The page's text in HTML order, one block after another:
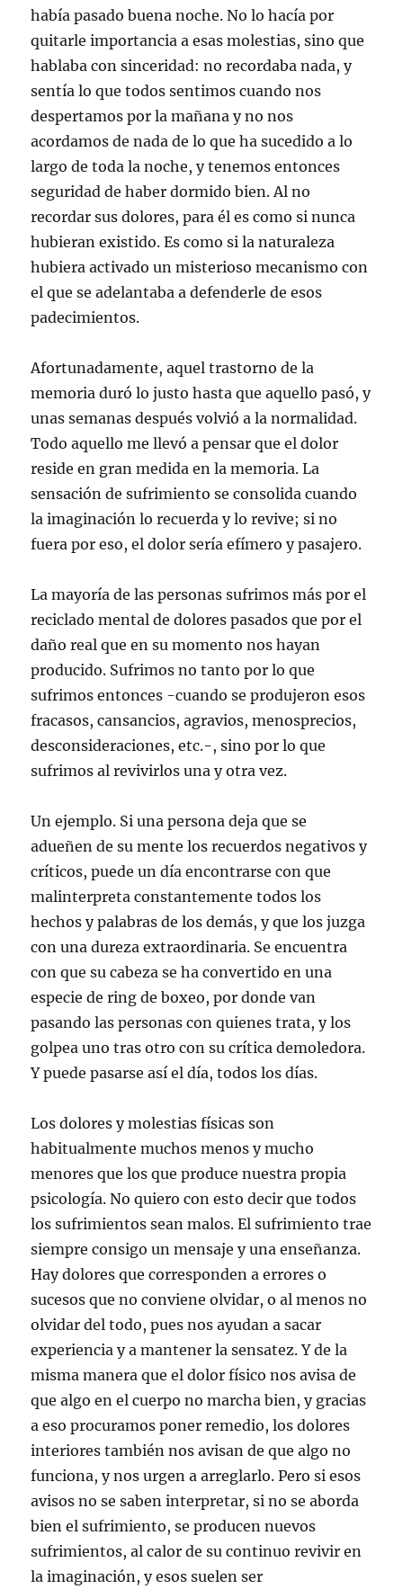
había pasado buena noche. No lo hacía por
quitarle importancia a esas molestias, sino que
hablaba con sinceridad: no recordaba nada, y
sentía lo que todos sentimos cuando nos
despertamos por la mañana y no nos
acordamos de nada de lo que ha sucedido a lo
largo de toda la noche, y tenemos entonces
seguridad de haber dormido bien. Al no
recordar sus dolores, para él es como si nunca
hubieran existido. Es como si la naturaleza
hubiera activado un misterioso mecanismo con
el que se adelantaba a defenderle de esos
padecimientos.
Afortunadamente, aquel trastorno de la
memoria duró lo justo hasta que aquello pasó, y
unas semanas después volvió a la normalidad.
Todo aquello me llevó a pensar que el dolor
reside en gran medida en la memoria. La
sensación de sufrimiento se consolida cuando
la imaginación lo recuerda y lo revive; si no
fuera por eso, el dolor sería efímero y pasajero.
La mayoría de las personas sufrimos más por el
reciclado mental de dolores pasados que por el
daño real que en su momento nos hayan
producido. Sufrimos no tanto por lo que
sufrimos entonces -cuando se produjeron esos
fracasos, cansancios, agravios, menosprecios,
desconsideraciones, etc.-, sino por lo que
sufrimos al revivirlos una y otra vez.
Un ejemplo. Si una persona deja que se
adueñen de su mente los recuerdos negativos y
críticos, puede un día encontrarse con que
malinterpreta constantemente todos los
hechos y palabras de los demás, y que los juzga
con una dureza extraordinaria. Se encuentra
con que su cabeza se ha convertido en una
especie de ring de boxeo, por donde van
pasando las personas con quienes trata, y los
golpea uno tras otro con su crítica demoledora.
Y puede pasarse así el día, todos los días.
Los dolores y molestias físicas son
habitualmente muchos menos y mucho
menores que los que produce nuestra propia
psicología. No quiero con esto decir que todos
los sufrimientos sean malos. El sufrimiento trae
siempre consigo un mensaje y una enseñanza.
Hay dolores que corresponden a errores o
sucesos que no conviene olvidar, o al menos no
olvidar del todo, pues nos ayudan a sacar
experiencia y a mantener la sensatez. Y de la
misma manera que el dolor físico nos avisa de
que algo en el cuerpo no marcha bien, y gracias
a eso procuramos poner remedio, los dolores
interiores también nos avisan de que algo no
funciona, y nos urgen a arreglarlo. Pero si esos
avisos no se saben interpretar, si no se aborda
bien el sufrimiento, se producen nuevos
sufrimientos, al calor de su continuo revivir en
la imaginación, y esos suelen ser